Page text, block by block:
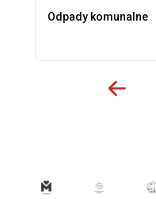
Odpady komunalne